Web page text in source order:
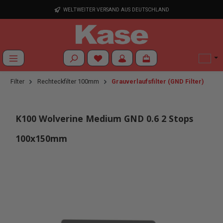
Zum Hauptinhalt springenWELTWEITER VERSAND AUS DEUTSCHLAND
Du hast 0 Produkte auf dem Merkzettel
Filter Rechteckfilter 100mm Grauverlaufsfilter (GND Filter)
K100 Wolverine Medium GND 0.6 2 Stops
100x150mm